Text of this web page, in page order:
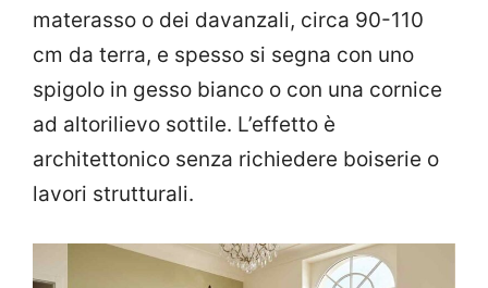
materasso o dei davanzali, circa 90-110
cm da terra, e spesso si segna con uno
spigolo in gesso bianco o con una cornice
ad altorilievo sottile. L’effetto è
architettonico senza richiedere boiserie o
lavori strutturali.